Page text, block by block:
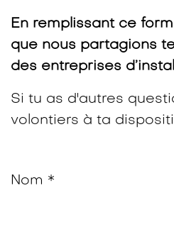
En remplissant ce
que nous partagions
des entreprises
Si tu as d'autres
volontiers à ta
Nom *